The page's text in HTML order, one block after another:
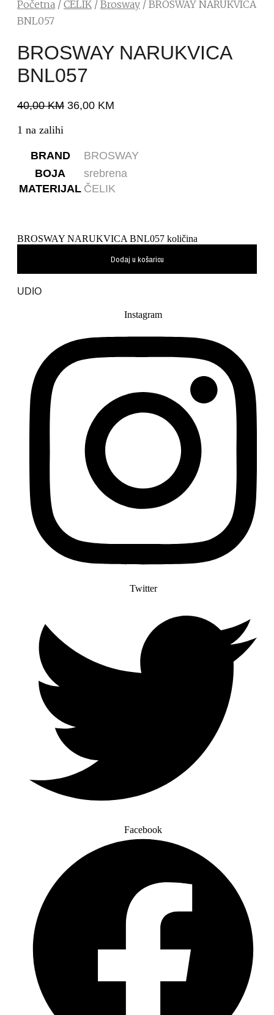
Početna / ČELIK / Brosway / BROSWAY NARUKVICA
BNL057
BROSWAY NARUKVICA
BNL057
40,00KM 36,00 KM
1 na zalihi
BRAND
BROSWAY
BOJA
srebrena
MATERIJAL ČELIK
BROSWAY NARUKVICA BNL057 količina
Dodaj u košaricu
UDIO
Instagram
Twitter
Facebook